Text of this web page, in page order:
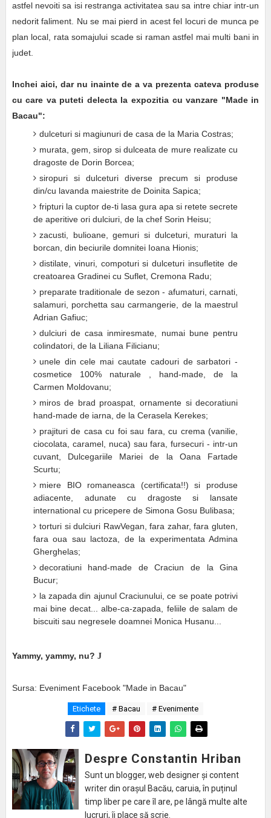
astfel nevoiti sa isi restranga activitatea sau sa intre chiar intr-un
nedorit faliment. Nu se mai pierd in acest fel locuri de munca pe
plan local, rata somajului scade si raman astfel mai multi bani in
judet.
Inchei aici, dar nu inainte de a va prezenta cateva produse
cu care va puteti delecta la expozitia cu vanzare "Made in
Bacau":
dulceturi si magiunuri de casa de la Maria Costras;
murata, gem, sirop si dulceata de mure realizate cu
dragoste de Dorin Borcea;
siropuri si dulceturi diverse precum si produse
din/cu lavanda maiestrite de Doinita Sapica;
fripturi la cuptor de-ti lasa gura apa si retete secrete
de aperitive ori dulciuri, de la chef Sorin Heisu;
zacusti, bulioane, gemuri si dulceturi, muraturi la
borcan, din beciurile domnitei Ioana Hionis;
distilate, vinuri, compoturi si dulceturi insufletite de
creatoarea Gradinei cu Suflet, Cremona Radu;
preparate traditionale de sezon - afumaturi, carnati,
salamuri, porchetta sau carmangerie, de la maestrul
Adrian Gafiuc;
dulciuri de casa inmiresmate, numai bune pentru
colindatori, de la Liliana Filicianu;
unele din cele mai cautate cadouri de sarbatori -
cosmetice 100% naturale , hand-made, de la
Carmen Moldovanu;
miros de brad proaspat, ornamente si decoratiuni
hand-made de iarna, de la Cerasela Kerekes;
prajituri de casa cu foi sau fara, cu crema (vanilie,
ciocolata, caramel, nuca) sau fara, fursecuri - intr-un
cuvant, Dulcegariile Mariei de la Oana Fartade
Scurtu;
miere BIO romaneasca (certificata!!) si produse
adiacente, adunate cu dragoste si lansate
international cu pricepere de Simona Gosu Bulibasa;
torturi si dulciuri RawVegan, fara zahar, fara gluten,
fara oua sau lactoza, de la experimentata Admina
Gherghelas;
decoratiuni hand-made de Craciun de la Gina
Bucur;
la zapada din ajunul Craciunului, ce se poate potrivi
mai bine decat... albe-ca-zapada, feliile de salam de
biscuiti sau negresele doamnei Monica Husanu...
Yammy, yammy, nu? J
Sursa: Eveniment Facebook "Made in Bacau"
Etichete # Bacau # Evenimente
Despre Constantin Hriban
Sunt un blogger, web designer și content
writer din orașul Bacău, caruia, în puținul
timp liber pe care îl are, pe lângă multe alte
lucruri, îi place să scrie.